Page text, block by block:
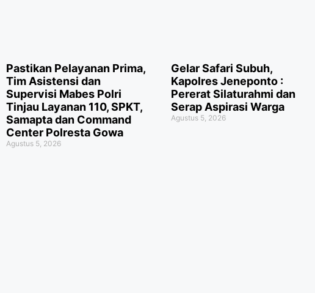
Pastikan Pelayanan Prima,
Tim Asistensi dan
Supervisi Mabes Polri
Tinjau Layanan 110, SPKT,
Samapta dan Command
Center Polresta Gowa
Agustus 5, 2026
Gelar Safari Subuh,
Kapolres Jeneponto :
Pererat Silaturahmi dan
Serap Aspirasi Warga
Agustus 5, 2026